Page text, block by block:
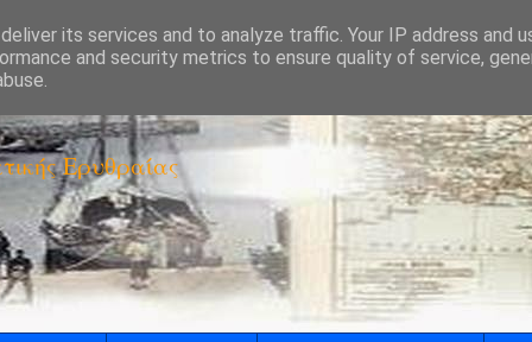
Ερυθραίας
its services and to analyze traffic. Your IP address and
and security metrics to ensure quality of service,